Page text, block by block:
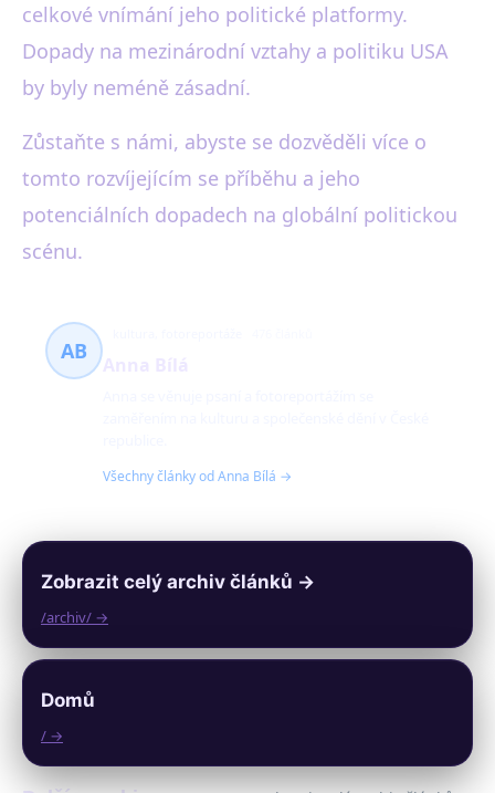
celkové vnímání jeho politické platformy.
Dopady na mezinárodní vztahy a politiku USA
by byly neméně zásadní.
Zůstaňte s námi, abyste se dozvěděli více o
tomto rozvíjejícím se příběhu a jeho
potenciálních dopadech na globální politickou
scénu.
AB
Všechny články od Anna Bílá →
Zobrazit celý archiv článků →
/archiv/ →
Domů
/ →